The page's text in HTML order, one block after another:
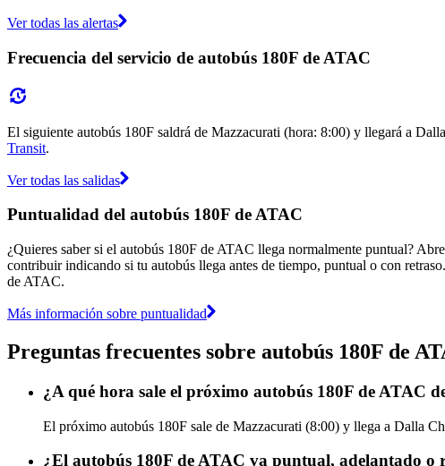
Ver todas las alertas
Frecuencia del servicio de autobús 180F de ATAC
El siguiente autobús 180F saldrá de Mazzacurati (hora: 8:00) y llegará a
Transit.
Ver todas las salidas
Puntualidad del autobús 180F de ATAC
¿Quieres saber si el autobús 180F de ATAC llega normalmente puntual?
contribuir indicando si tu autobús llega antes de tiempo, puntual o con
de ATAC.
Más información sobre puntualidad
Preguntas frecuentes sobre autobús 180F de
¿A qué hora sale el próximo autobús 180F de ATAC
El próximo autobús 180F sale de Mazzacurati (8:00) y llega a Dalla
¿El autobús 180F de ATAC va puntual, adelantado o